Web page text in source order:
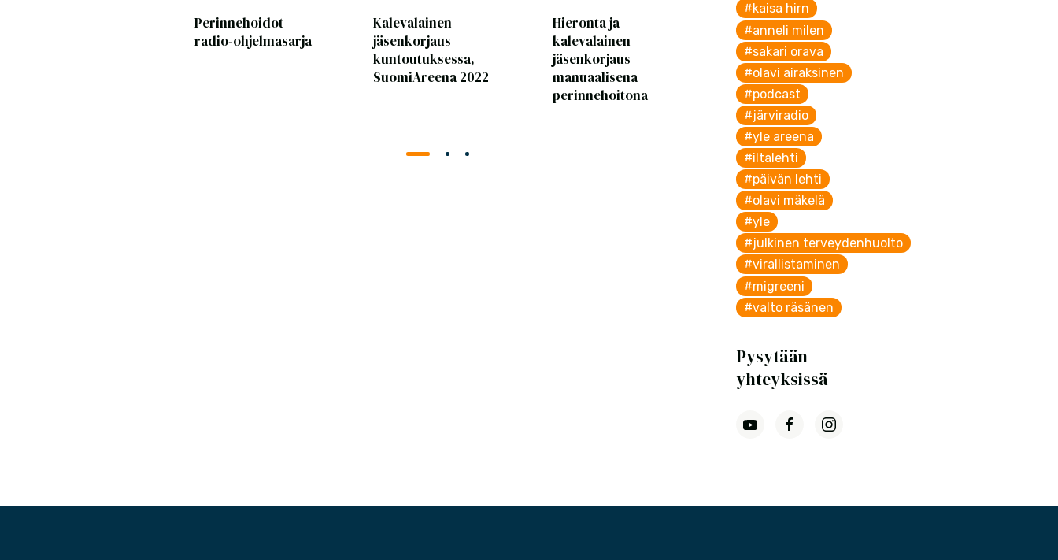
Perinnehoidot
radio-ohjelmasarja
Kalevalainen
jäsenkorjaus
kuntoutuksessa,
SuomiAreena 2022
Hieronta ja
kalevalainen
jäsenkorjaus
manuaalisena
perinnehoitona
TULES-seminaari
2020
#kaisa hirn
#anneli milen
#sakari orava
#olavi airaksinen
#podcast
#järviradio
#yle areena
#iltalehti
#päivän lehti
#olavi mäkelä
#yle
#julkinen terveydenhuolto
#virallistaminen
#migreeni
#valto räsänen
Pysytään
yhteyksissä